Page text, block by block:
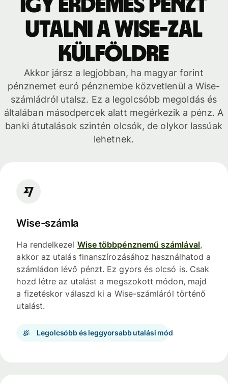
Így érdemes pénzt
utalni a Wise-zal
külföldre
Akkor jársz a legjobban, ha magyar forint
pénznemet euró pénznembe közvetlenül a Wise-
számládról utalsz. Ez a legolcsóbb megoldás és
általában másodpercek alatt megérkezik a pénz. A
banki átutalások szintén olcsók, de olykor lassúak
lehetnek.
Wise-számla
Ha rendelkezel Wise többpénznemű számlával,
akkor az utalás finanszírozásához használhatod a
számládon lévő pénzt. Ez gyors és olcsó is. Csak
hozd létre az utalást a megszokott módon, majd
a fizetéskor válaszd ki a Wise-számláról történő
utalást.
Legolcsóbb és leggyorsabb utalási mód